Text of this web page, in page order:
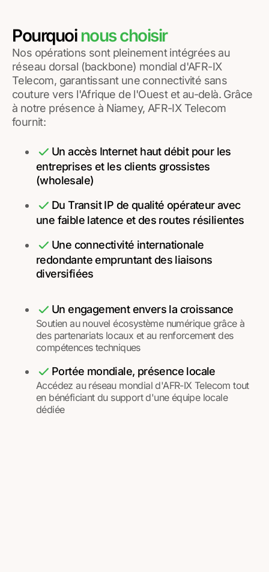
Pourquoi nous choisir
Nos opérations sont pleinement intégrées au
réseau dorsal (backbone) mondial d'AFR-IX
Telecom, garantissant une connectivité sans
couture vers l'Afrique de l'Ouest et au-delà. Grâce
à notre présence à Niamey, AFR-IX Telecom
fournit:
Un accès Internet haut débit pour les
entreprises et les clients grossistes
(wholesale)
Du Transit IP de qualité opérateur avec
une faible latence et des routes résilientes
Une connectivité internationale
redondante empruntant des liaisons
diversifiées
Un engagement envers la croissance
Soutien au nouvel écosystème numérique grâce à
des partenariats locaux et au renforcement des
compétences techniques
Portée mondiale, présence locale
Accédez au réseau mondial d'AFR-IX Telecom tout
en bénéficiant du support d'une équipe locale
dédiée